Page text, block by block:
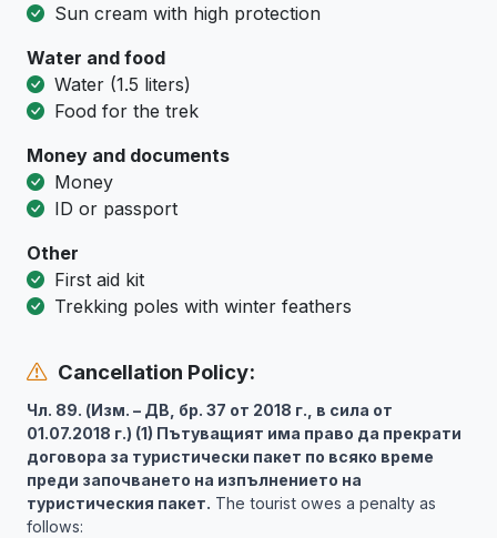
Sun cream with high protection
Water and food
Water (1.5 liters)
Food for the trek
Money and documents
Money
ID or passport
Other
First aid kit
Trekking poles with winter feathers
Cancellation Policy:
Чл. 89. (Изм. – ДВ, бр. 37 от 2018 г., в сила от
01.07.2018 г.) (1) Пътуващият има право да прекрати
договора за туристически пакет по всяко време
преди започването на изпълнението на
туристическия пакет. The tourist owes a penalty as
follows: